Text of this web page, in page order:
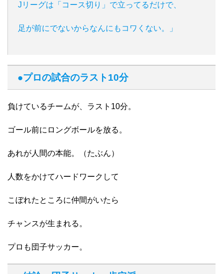
Jリーグは「コース切り」で立ってるだけで、
足が前にでないからなんにもコワくない。」
●プロの試合のラスト10分
負けているチームが、ラスト10分。
ゴール前にロングボールを放る。
あれが人間の本能。（たぶん）
人数をかけてハードワークして
こぼれたところに仲間がいたら
チャンスが生まれる。
プロも団子サッカー。